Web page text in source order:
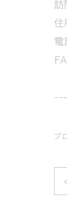
訪
住
電
ブ